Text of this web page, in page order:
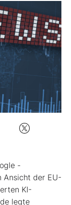
-
Ansicht der EU-
KI-
legte